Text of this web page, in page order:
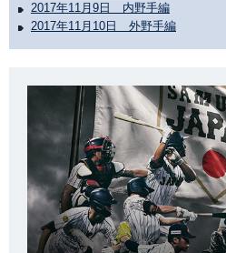
2017年11月9日 内野手編
2017年11月10日 外野手編